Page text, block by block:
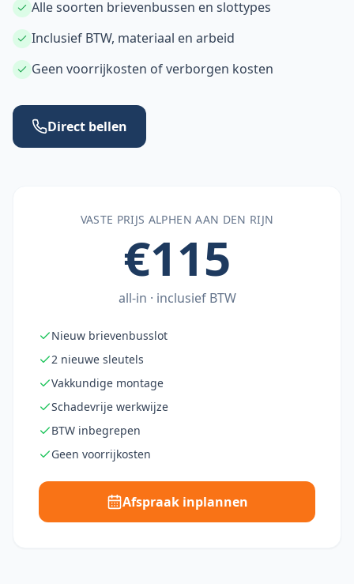
Alle soorten brievenbussen en slottypes
Inclusief BTW, materiaal en arbeid
Geen voorrijkosten of verborgen kosten
Direct bellen
VASTE PRIJS ALPHEN AAN DEN RIJN
€115
all-in · inclusief BTW
Nieuw brievenbusslot
2 nieuwe sleutels
Vakkundige montage
Schadevrije werkwijze
BTW inbegrepen
Geen voorrijkosten
Afspraak inplannen